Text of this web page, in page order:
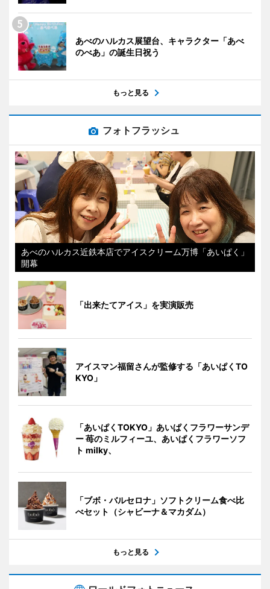
あべのハルカス展望台、キャラクター「あべ
のべあ」の誕生日祝う
もっと見る
フォトフラッシュ
あべのハルカス近鉄本店でアイスクリーム万博「あいぱく」
開幕
「出来たてアイス」を実演販売
アイスマン福留さんが監修する「あいぱくTO
KYO」
「あいぱくTOKYO」あいぱくフラワーサンデ
ー 苺のミルフィーユ、あいぱくフラワーソフ
ト milky、
「ブボ・バルセロナ」ソフトクリーム食べ比
べセット（シャビーナ＆マカダム）
もっと見る